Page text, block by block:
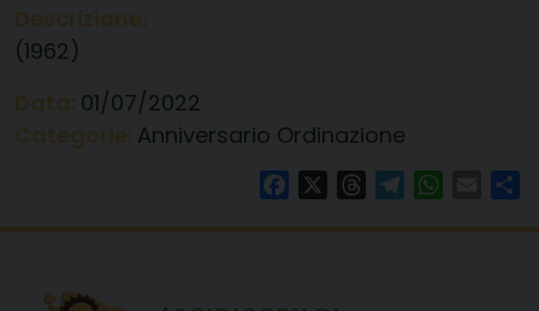
(1962)
01/07/2022
Anniversario Ordinazione
FacebookThreadsTelegram Email